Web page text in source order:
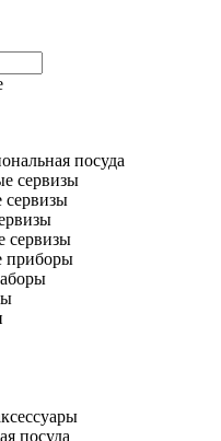
посуда
сервизы
сервизы
сервизы
приборы
посуда